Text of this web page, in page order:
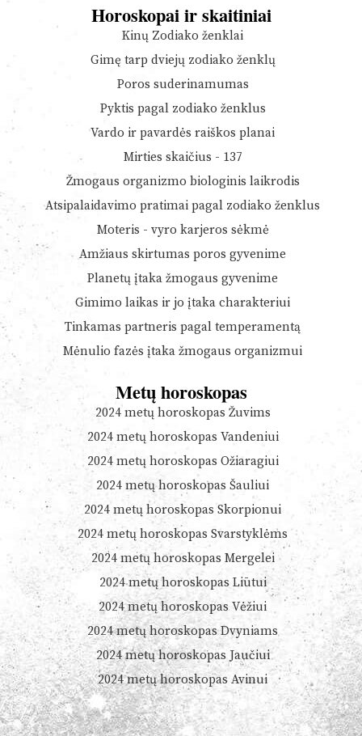
Horoskopai ir skaitiniai
Kinų Zodiako ženklai
Gimę tarp dviejų zodiako ženklų
Poros suderinamumas
Pyktis pagal zodiako ženklus
Vardo ir pavardės raiškos planai
Mirties skaičius - 137
Žmogaus organizmo biologinis laikrodis
Atsipalaidavimo pratimai pagal zodiako ženklus
Moteris - vyro karjeros sėkmė
Amžiaus skirtumas poros gyvenime
Planetų įtaka žmogaus gyvenime
Gimimo laikas ir jo įtaka charakteriui
Tinkamas partneris pagal temperamentą
Mėnulio fazės įtaka žmogaus organizmui
Metų horoskopas
2024 metų horoskopas Žuvims
2024 metų horoskopas Vandeniui
2024 metų horoskopas Ožiaragiui
2024 metų horoskopas Šauliui
2024 metų horoskopas Skorpionui
2024 metų horoskopas Svarstyklėms
2024 metų horoskopas Mergelei
2024 metų horoskopas Liūtui
2024 metų horoskopas Vėžiui
2024 metų horoskopas Dvyniams
2024 metų horoskopas Jaučiui
2024 metų horoskopas Avinui